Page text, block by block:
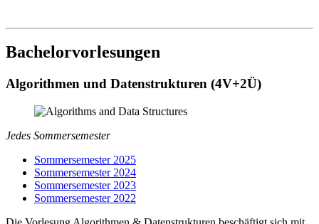
Bachelorvorlesungen
Algorithmen und Datenstrukturen (4V+2Ü)
Jedes Sommersemester
Sommersemester 2025
Sommersemester 2024
Sommersemester 2023
Sommersemester 2022